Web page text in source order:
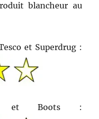
blancheur au
et Superdrug :
et Boots :